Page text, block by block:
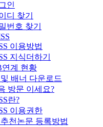
인
디 찾기
번호 찾기
이용방법
지식더하기
연계 현황
배너 다운로드
방문 이세요?
란?
이용권한
천논문 등록방법